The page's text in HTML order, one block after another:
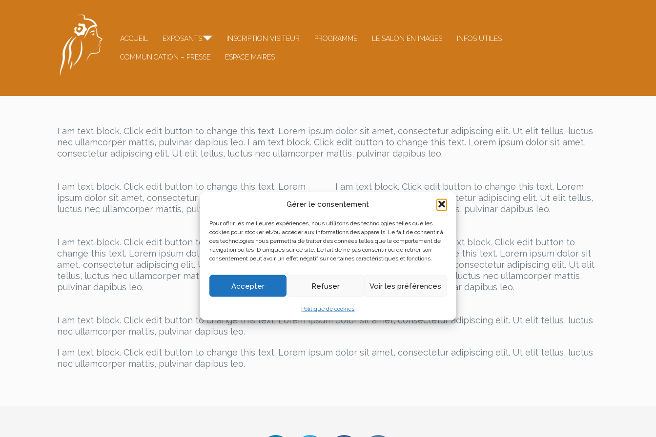
Gérer le consentement
Pour offrir les meilleures expériences, nous utilisons des technologies telles que les
cookies pour stocker et/ou accéder aux informations des appareils. Le fait de consentir à
ces technologies nous permettra de traiter des données telles que le comportement de
navigation ou les ID uniques sur ce site. Le fait de ne pas consentir ou de retirer son
consentement peut avoir un effet négatif sur certaines caractéristiques et fonctions.
Accepter Refuser Voir les préférences
Politique de cookies
ACCUEIL EXPOSANTS INSCRIPTION VISITEUR PROGRAMME LE SALON EN IMAGES INFOS UTILES
COMMUNICATION – PRESSE ESPACE MAIRES
I am text block. Click edit button to change this text. Lorem ipsum dolor sit amet, consectetur adipiscing elit. Ut elit tellus, luctus
nec ullamcorper mattis, pulvinar dapibus leo. I am text block. Click edit button to change this text. Lorem ipsum dolor sit amet,
consectetur adipiscing elit. Ut elit tellus, luctus nec ullamcorper mattis, pulvinar dapibus leo.
I am text block. Click edit button to change this text. Lorem
ipsum dolor sit amet, consectetur adipiscing elit. Ut elit tellus,
luctus nec ullamcorper mattis, pulvinar dapibus leo.
I am text block. Click edit button to change this text. Lorem
ipsum dolor sit amet, consectetur adipiscing elit. Ut elit tellus,
luctus nec ullamcorper mattis, pulvinar dapibus leo.
I am text block. Click edit button to
change this text. Lorem ipsum dolor sit
amet, consectetur adipiscing elit. Ut elit
tellus, luctus nec ullamcorper mattis,
pulvinar dapibus leo.
I am text block. Click edit button to
change this text. Lorem ipsum dolor sit
amet, consectetur adipiscing elit. Ut elit
tellus, luctus nec ullamcorper mattis,
pulvinar dapibus leo.
I am text block. Click edit button to
change this text. Lorem ipsum dolor sit
amet, consectetur adipiscing elit. Ut elit
tellus, luctus nec ullamcorper mattis,
pulvinar dapibus leo.
I am text block. Click edit button to change this text. Lorem ipsum dolor sit amet, consectetur adipiscing elit. Ut elit tellus, luctus
nec ullamcorper mattis, pulvinar dapibus leo.
I am text block. Click edit button to change this text. Lorem ipsum dolor sit amet, consectetur adipiscing elit. Ut elit tellus, luctus
nec ullamcorper mattis, pulvinar dapibus leo.